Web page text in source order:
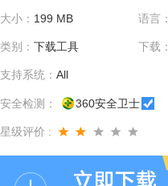
大小： 199 MB 语言：
类别： 下载工具 下载：
支持系统： All
安全检测： 360安全卫士
星级评价 :